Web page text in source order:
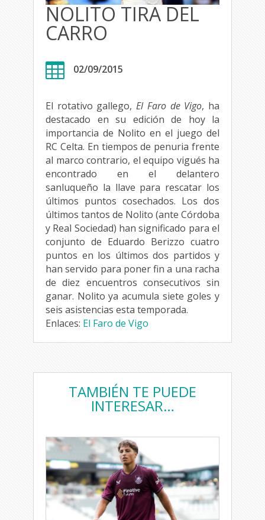
NOLITO TIRA DEL
CARRO
 02/09/2015
El rotativo gallego,El Faro de Vigo, ha
destacado en su edición de hoy la
importancia de Nolito en el juego del
RC Celta. En tiempos de penuria frente
al marco contrario, el equipo vigués ha
encontrado en el delantero
sanluqueño la llave para rescatar los
últimos puntos cosechados. Los dos
últimos tantos de Nolito (ante Córdoba
y Real Sociedad) han significado para el
conjunto de Eduardo Berizzo cuatro
puntos en los últimos dos partidos y
han servido para poner fin a una racha
de diez encuentros consecutivos sin
ganar. Nolito ya acumula siete goles y
seis asistencias esta temporada.
Enlaces: El Faro de Vigo
TAMBIÉN TE PUEDE
INTERESAR…